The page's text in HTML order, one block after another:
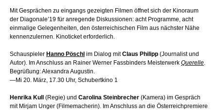
Mit Gesprächen zu eingangs gezeigten Filmen öffnet sich der Kinoraum
der Diagonale’19 für anregende Diskussionen: acht Programme, acht
einmalige Gelegenheiten, den österreichischen Film aus nächster Nähe
kennenzulernen. Kinoticket erforderlich.
Schauspieler Hanno Pöschl im Dialog mitClaus Philipp (Journalist und
Autor). Im Anschluss an Rainer Werner Fassbinders Meisterwerk Querelle.
Begrüßung: Alexandra Augustin.
—Mi 20. März, 17.30 Uhr, Schubertkino 1
Henrika Kull (Regie) und Carolina Steinbrecher (Kamera) im Gespräch
mit Mirjam Unger (Filmemacherin). Im Anschluss an die Österreichpremiere